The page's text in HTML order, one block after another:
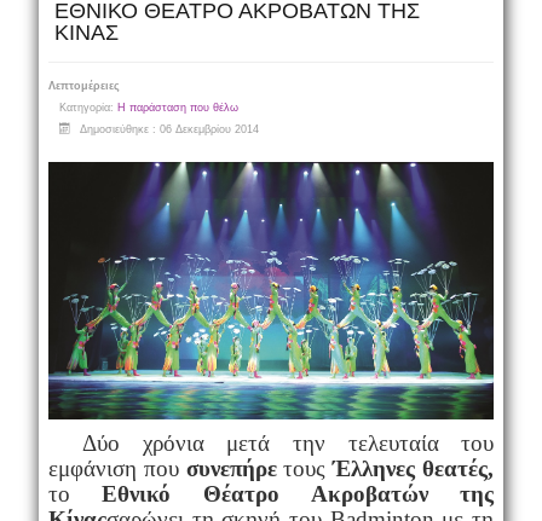
ΕΘΝΙΚΟ ΘΕΑΤΡΟ ΑΚΡΟΒΑΤΩΝ ΤΗΣ
ΚΙΝΑΣ
Λεπτομέρειες
Κατηγορία: Η παράσταση που θέλω
Δημοσιεύθηκε : 06 Δεκεμβρίου 2014
Δύο χρόνια μετά την τελευταία του
εμφάνιση που συνεπήρετουςΈλληνες θεατές,
τοΕθνικό Θέατρο Ακροβατών της